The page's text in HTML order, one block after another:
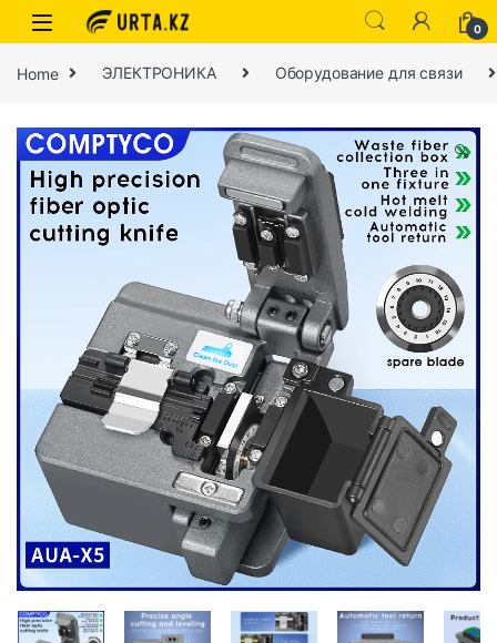
0
Home ЭЛЕКТРОНИКА Оборудование для связи
🔍